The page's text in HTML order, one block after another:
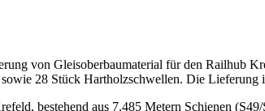
von Gleisoberbaumaterial für den Railhub
28 Stück Hartholzschwellen. Die Lieferung
bestehend aus 7.485 Metern Schienen